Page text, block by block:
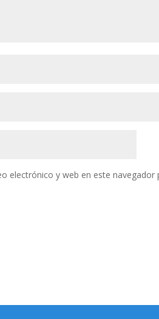
electrónico y web en este